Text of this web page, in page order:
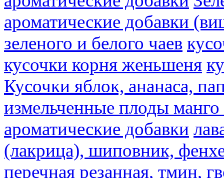
ароматические добавки
зеленого и белого чаев
кусочки корня женьшеня
Кусочки яблок, ананаса,
измельченные плоды
ароматические добавки
(лакрица), шиповник,
перечная резанная, тмин,